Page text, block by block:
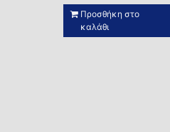
Προσθήκη στο
καλάθι